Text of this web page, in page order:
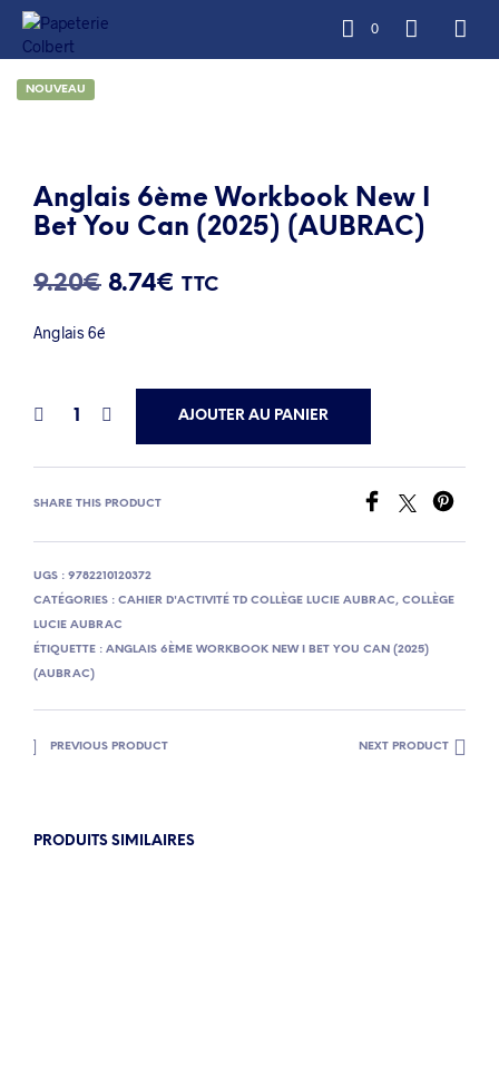
0
NOUVEAU
Anglais 6ème Workbook New I
Bet You Can (2025) (AUBRAC)
9.20€ Le
était :
9.20€.
8.74€ Le
est :
TTC
Anglais 6é
AJOUTER AU PANIER
SHARE THIS PRODUCT
UGS : 9782210120372
CATÉGORIES : CAHIER D'ACTIVITÉ TD COLLÈGE LUCIE AUBRAC, COLLÈGE
LUCIE AUBRAC
ÉTIQUETTE : ANGLAIS 6ÈME WORKBOOK NEW I BET YOU CAN (2025)
(AUBRAC)
PREVIOUS PRODUCT NEXT PRODUCT
PRODUITS SIMILAIRES